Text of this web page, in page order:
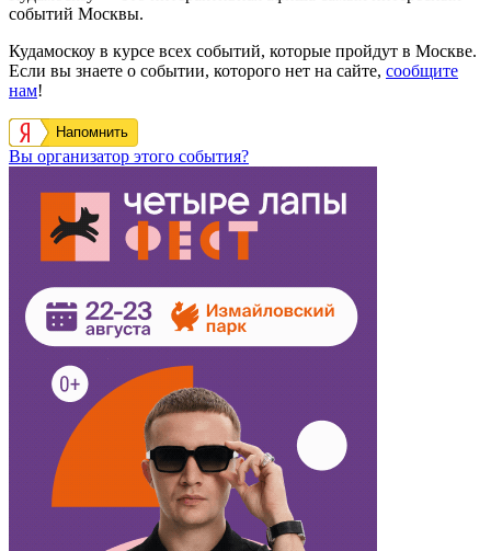
событий Москвы.
Кудамоскоу в курсе всех событий, которые пройдут в Москве.
Если вы знаете о событии, которого нет на сайте, сообщите
нам!
Напомнить
Вы организатор этого события?